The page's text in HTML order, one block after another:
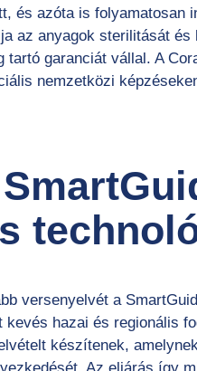
és azóta is folyamatosan
az anyagok sterilitását
tartó garanciát vállal. A
nemzetközi
versenyelvét a
hazai és regionális
készítenek,